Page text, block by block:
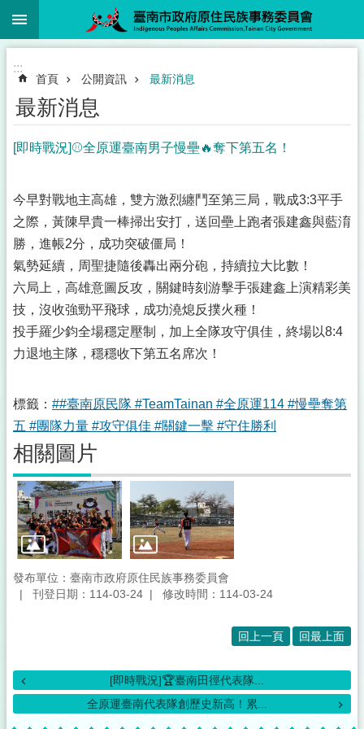
跳到主要內容區塊
:::
首頁 公開資訊 最新消息
最新消息
[即時戰況]⚾️全原運臺南男子慢壘🔥奪下第五名！
今早對戰地主高雄，雙方激烈纏鬥至第三局，戰成3:3平手
之際，黃陳早貴一棒掃出安打，送回壘上跑者張建鑫與藍淯
勝，進帳2分，成功突破僵局！
氣勢延續，周聖捷隨後轟出兩分砲，持續拉大比數！
六局上，高雄意圖反攻，關鍵時刻游擊手張建鑫上演精彩美
技，沒收強勁平飛球，成功澆熄反撲火種！
投手羅少鈞全場穩定壓制，加上全隊攻守俱佳，終場以8:4
力退地主隊，穩穩收下第五名席次！
標籤： ##臺南原民隊 #TeamTainan #全原運114 #慢壘奪第
五 #團隊力量 #攻守俱佳 #關鍵一擊 #守住勝利
相關圖片
發布單位：臺南市政府原住民族事務委員會
刊登日期：114-03-24
修改時間：114-03-24
回上一頁 回最上面
[即時戰況]🏆臺南田徑代表隊...
全原運臺南代表隊創歷史新高！累...